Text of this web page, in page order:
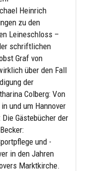
Heinrich
zu den
Leineschloss –
schriftlichen
Graf von
über den Fall
der
Colberg: Von
und um Hannover
Gästebücher der
und -
in den Jahren
Marktkirche.